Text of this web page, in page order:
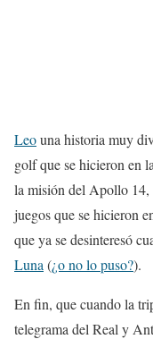
Leouna historia muy
golf que se hicieron en
la misión del Apollo 14,
juegos que se hicieron
que ya se desinteresó
Luna (¿o no lo puso?).
En fin, que cuando la
telegrama del Real y